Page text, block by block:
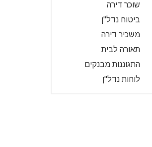
שוכר דירה
ביטוח נדל"ן
משכיר דירה
תאורה לבית
התגוננות מבנקים
לוחות נדל"ן